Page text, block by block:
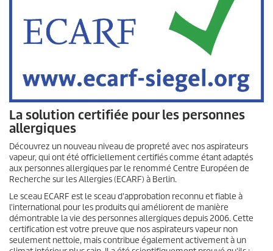
La solution certifiée pour les personnes
allergiques
Découvrez un nouveau niveau de propreté avec nos aspirateurs
vapeur, qui ont été officiellement certifiés comme étant adaptés
aux personnes allergiques par le renommé Centre Européen de
Recherche sur les Allergies (ECARF) à Berlin.
Le sceau ECARF est le sceau d'approbation reconnu et fiable à
l'international pour les produits qui améliorent de manière
démontrable la vie des personnes allergiques depuis 2006. Cette
certification est votre preuve que nos aspirateurs vapeur non
seulement nettoie, mais contribue également activement à un